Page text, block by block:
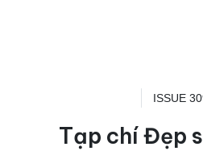
ISSUE
Tạp chí Đẹp